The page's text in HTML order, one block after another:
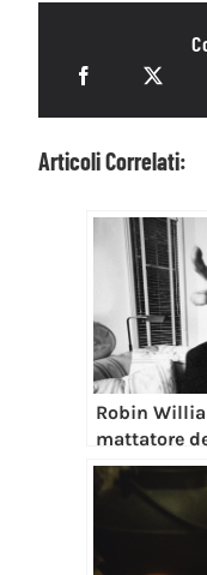
Articoli Correlati:
Robin
mattatore